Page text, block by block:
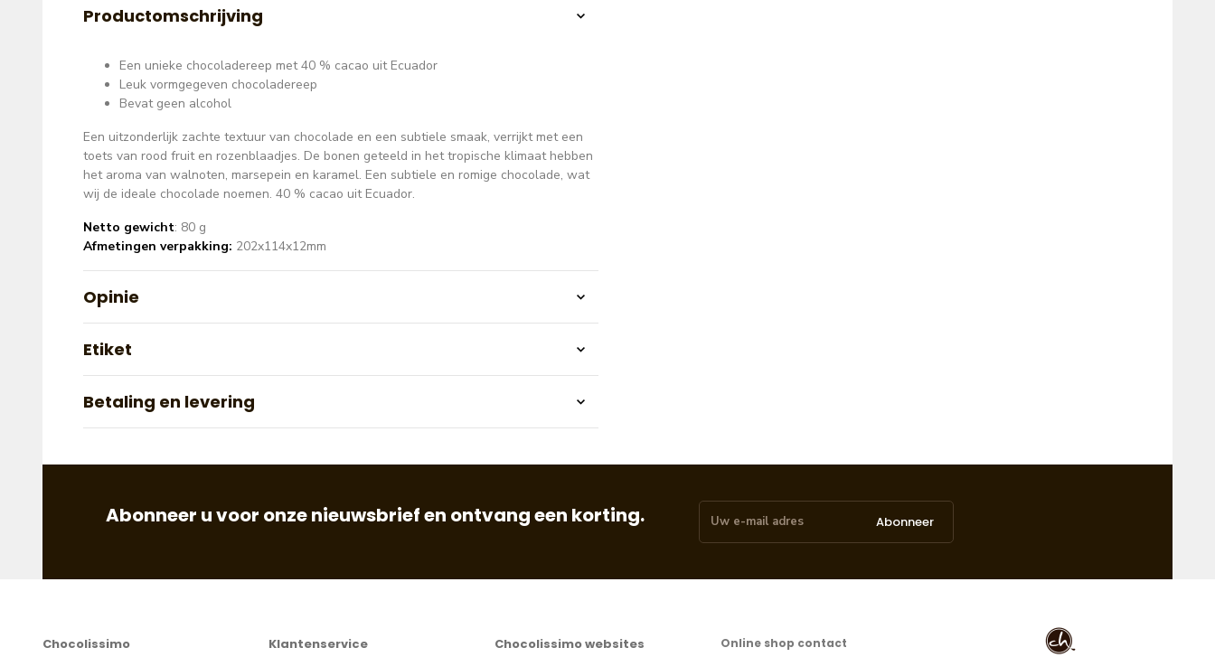
Productomschrijving
Een unieke chocoladereep met 40 % cacao uit Ecuador
Leuk vormgegeven chocoladereep
Bevat geen alcohol
Een uitzonderlijk zachte textuur van chocolade en een subtiele smaak, verrijkt met een
toets van rood fruit en rozenblaadjes. De bonen geteeld in het tropische klimaat hebben
het aroma van walnoten, marsepein en karamel. Een subtiele en romige chocolade, wat
wij de ideale chocolade noemen. 40 % cacao uit Ecuador.
Netto gewicht: 80 g
Afmetingen verpakking: 202x114x12mm
Opinie
Etiket
Betaling en levering
Abonneer u voor onze nieuwsbrief en ontvang een korting. Abonneer
Chocolissimo Klantenservice Chocolissimo websites Online shop contact